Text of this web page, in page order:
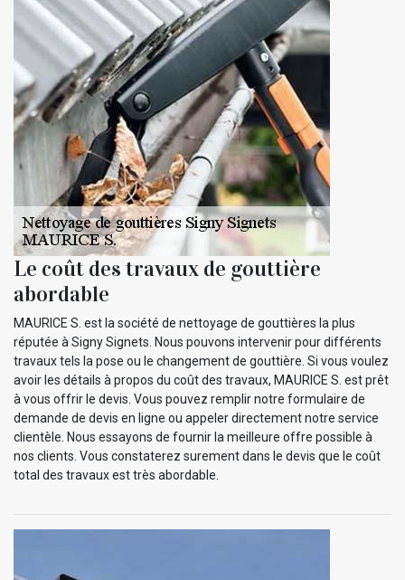
Le coût des travaux de gouttière
abordable
MAURICE S. est la société de nettoyage de gouttières la plus
réputée à Signy Signets. Nous pouvons intervenir pour différents
travaux tels la pose ou le changement de gouttière. Si vous voulez
avoir les détails à propos du coût des travaux, MAURICE S. est prêt
à vous offrir le devis. Vous pouvez remplir notre formulaire de
demande de devis en ligne ou appeler directement notre service
clientèle. Nous essayons de fournir la meilleure offre possible à
nos clients. Vous constaterez surement dans le devis que le coût
total des travaux est très abordable.